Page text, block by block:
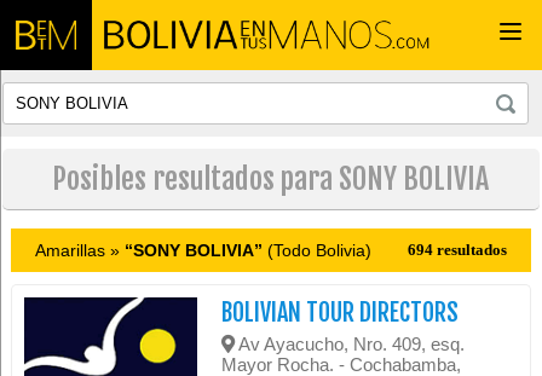
Posibles resultados para SONY BOLIVIA
Amarillas » “SONY BOLIVIA” (Todo Bolivia) 694 resultados
BOLIVIAN TOUR DIRECTORS
Av Ayacucho, Nro. 409, esq.
Mayor Rocha. - Cochabamba,